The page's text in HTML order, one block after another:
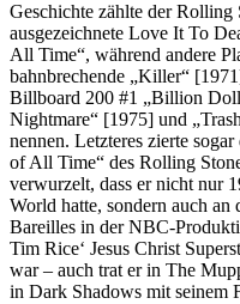
Geschichte zählte der Rolling
ausgezeichnete Love It To
All Time“, während andere
bahnbrechende „Killer“
Billboard 200 #1 „Billion
Nightmare“ [1975] und
nennen. Letzteres zierte
of All Time“ des Rolling
verwurzelt, dass er nicht nur
World hatte, sondern auch an
Bareilles in der NBC-
Tim Rice‘ Jesus Christ
war – auch trat er in The
in Dark Shadows mit seinem